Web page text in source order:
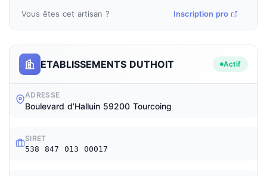
Vous êtes cet artisan ? Inscription pro
ETABLISSEMENTS DUTHOIT Actif
ADRESSE
Boulevard d’Halluin 59200 Tourcoing
SIRET
538 847 013 00017